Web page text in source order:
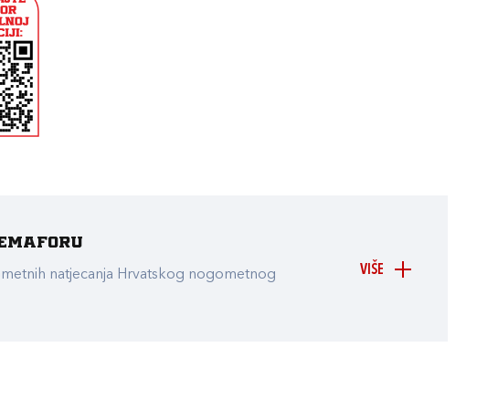
VIŠE
natjecanja Hrvatskog nogometnog